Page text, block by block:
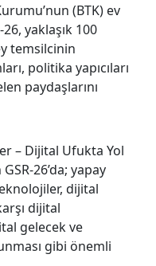
(BTK) ev
yaklaşık 100
temsilcinin
politika yapıcıları
paydaşlarını
– Dijital Ufukta Yol
26’da; yapay
dijital
dijital
gelecek ve
gibi önemli